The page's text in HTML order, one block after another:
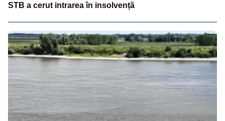
STB a cerut intrarea în insolvență